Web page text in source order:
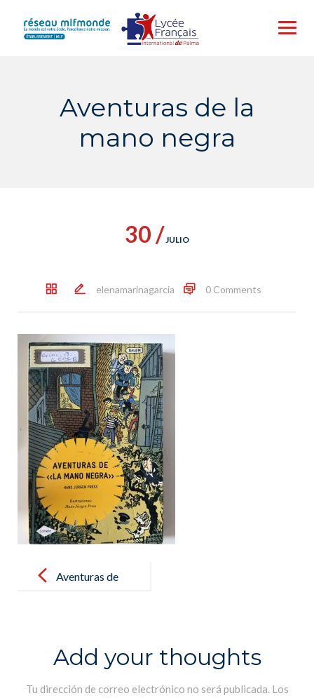
content
Aventuras de la
mano negra
30 /JULIO
elenamarinagarcia 0 Comments
navigationAventuras de
Add your thoughts
Tu dirección de correo electrónico no será publicada. Los